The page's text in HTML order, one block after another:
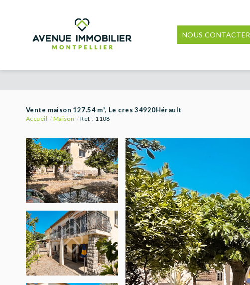
NOUS CONTACTER
Vente maison 127.54 m², Le cres 34920Hérault
Accueil Maison Ref. : 1108